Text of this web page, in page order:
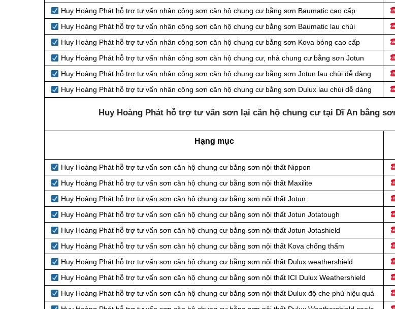
Huy Hoàng Phát hỗ trợ tư vấn nhân công sơn căn hộ chung cư bằng sơn Baumatic cao cấp
Huy Hoàng Phát hỗ trợ tư vấn nhân công sơn căn hộ chung cư bằng sơn Baumatic lau chùi
Huy Hoàng Phát hỗ trợ tư vấn nhân công sơn căn hộ chung cư bằng sơn Kova bóng cao cấp
Huy Hoàng Phát hỗ trợ tư vấn nhân công sơn căn hộ chung cư, nhà chung cư bằng sơn Jotun
Huy Hoàng Phát hỗ trợ tư vấn nhân công sơn căn hộ chung cư bằng sơn Jotun lau chùi dễ dàng
Huy Hoàng Phát hỗ trợ tư vấn nhân công sơn căn hộ chung cư bằng sơn Dulux lau chùi dễ dàng
Huy Hoàng Phát hỗ trợ tư vấn sơn lại căn hộ chung cư tại Dĩ An bằng
Hạng mục
Huy Hoàng Phát hỗ trợ tư vấn sơn căn hộ chung cư bằng sơn nội thất Nippon
Huy Hoàng Phát hỗ trợ tư vấn sơn căn hộ chung cư bằng sơn nội thất Maxilite
Huy Hoàng Phát hỗ trợ tư vấn sơn căn hộ chung cư bằng sơn nội thất Jotun
Huy Hoàng Phát hỗ trợ tư vấn sơn căn hộ chung cư bằng sơn nội thất Jotun Jotatough
Huy Hoàng Phát hỗ trợ tư vấn sơn căn hộ chung cư bằng sơn nội thất Jotun Jotashield
Huy Hoàng Phát hỗ trợ tư vấn sơn căn hộ chung cư bằng sơn nội thất Kova chống thấm
Huy Hoàng Phát hỗ trợ tư vấn sơn căn hộ chung cư bằng sơn nội thất Dulux weathershield
Huy Hoàng Phát hỗ trợ tư vấn sơn căn hộ chung cư bằng sơn nội thất ICI Dulux Weathershield
Huy Hoàng Phát hỗ trợ tư vấn sơn căn hộ chung cư bằng sơn nội thất Dulux độ che phủ hiệu quả